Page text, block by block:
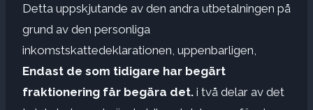
Detta uppskjutande av den andra utbetalningen på
grund av den personliga
inkomstskattedeklarationen, uppenbarligen,
Endast de som tidigare har begärt
fraktionering får begära det. i två delar av det